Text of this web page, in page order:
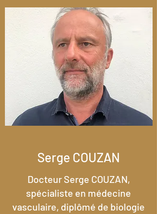
Serge COUZAN
Docteur Serge COUZAN,
spécialiste en médecine
vasculaire, diplômé de biologie